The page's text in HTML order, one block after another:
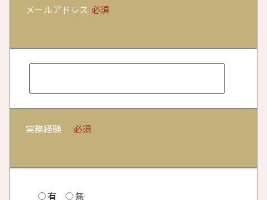
メールアドレス 必須
実務経験 必須
有 無